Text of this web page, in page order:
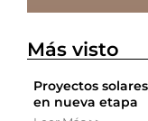
Más visto
Proyectos
en nueva etapa